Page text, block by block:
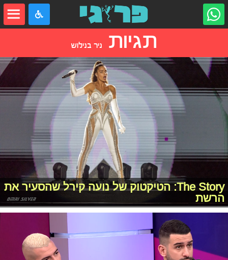
תגיות ניר בנילוש
The Story: הטיקטוק של נועה קירל שהסעיר את
הרשת